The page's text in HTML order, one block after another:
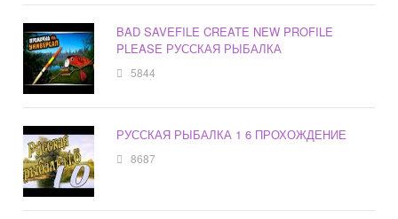
BAD SAVEFILE CREATE NEW PROFILE
PLEASE РУССКАЯ РЫБАЛКА
5844
РУССКАЯ РЫБАЛКА 1 6 ПРОХОЖДЕНИЕ
8687